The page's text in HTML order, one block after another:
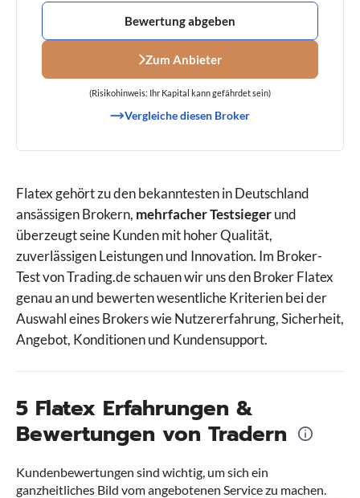
Bewertung abgeben
Zum Anbieter
(Risikohinweis: Ihr Kapital kann gefährdet sein)
Vergleiche diesen Broker
Flatex gehört zu den bekanntesten in Deutschland
ansässigen Brokern, mehrfacher Testsiegerund
überzeugt seine Kunden mit hoher Qualität,
zuverlässigen Leistungen und Innovation. Im Broker-
Test von Trading.de schauen wir uns den Broker Flatex
genau an und bewerten wesentliche Kriterien bei der
Auswahl eines Brokers wie Nutzererfahrung, Sicherheit,
Angebot, Konditionen und Kundensupport.
5 Flatex Erfahrungen &
Bewertungen von Tradern
Kundenbewertungen sind wichtig, um sich ein
ganzheitliches Bild vom angebotenen Service zu machen.